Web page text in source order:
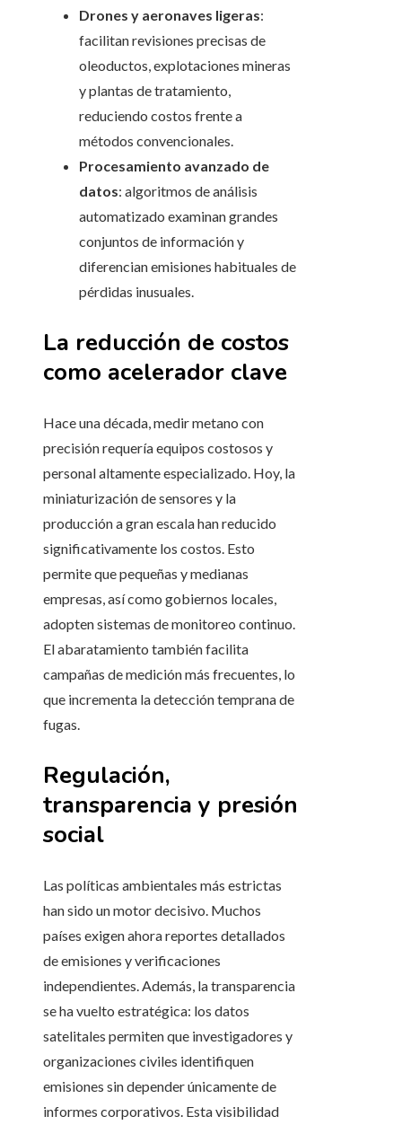
Drones y aeronaves ligeras:
facilitan revisiones precisas de
oleoductos, explotaciones mineras
y plantas de tratamiento,
reduciendo costos frente a
métodos convencionales.
Procesamiento avanzado de
datos: algoritmos de análisis
automatizado examinan grandes
conjuntos de información y
diferencian emisiones habituales de
pérdidas inusuales.
La reducción de costos
como acelerador clave
Hace una década, medir metano con
precisión requería equipos costosos y
personal altamente especializado. Hoy, la
miniaturización de sensores y la
producción a gran escala han reducido
significativamente los costos. Esto
permite que pequeñas y medianas
empresas, así como gobiernos locales,
adopten sistemas de monitoreo continuo.
El abaratamiento también facilita
campañas de medición más frecuentes, lo
que incrementa la detección temprana de
fugas.
Regulación,
transparencia y presión
social
Las políticas ambientales más estrictas
han sido un motor decisivo. Muchos
países exigen ahora reportes detallados
de emisiones y verificaciones
independientes. Además, la transparencia
se ha vuelto estratégica: los datos
satelitales permiten que investigadores y
organizaciones civiles identifiquen
emisiones sin depender únicamente de
informes corporativos. Esta visibilidad